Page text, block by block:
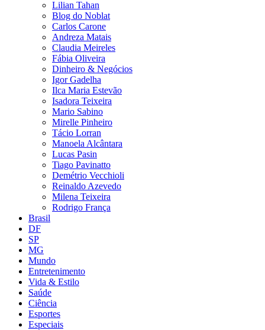
Lilian Tahan
Blog do Noblat
Carlos Carone
Andreza Matais
Claudia Meireles
Fábia Oliveira
Dinheiro & Negócios
Igor Gadelha
Ilca Maria Estevão
Isadora Teixeira
Mario Sabino
Mirelle Pinheiro
Tácio Lorran
Manoela Alcântara
Lucas Pasin
Tiago Pavinatto
Demétrio Vecchioli
Reinaldo Azevedo
Milena Teixeira
Rodrigo França
Brasil
DF
SP
MG
Mundo
Entretenimento
Vida & Estilo
Saúde
Ciência
Esportes
Especiais